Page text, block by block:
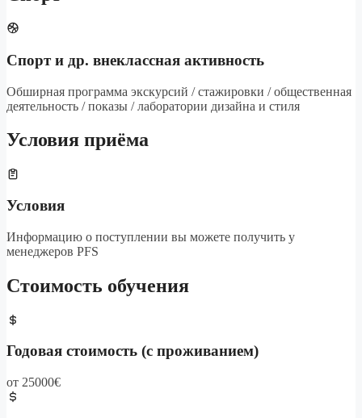
Спорт и др. внеклассная активность
Обширная программа экскурсий / стажировки / общественная
деятельность / показы / лаборатории дизайна и стиля
Условия приёма
Условия
Информацию о поступлении вы можете получить у
менеджеров PFS
Стоимость обучения
Годовая стоимость (с проживанием)
от 25000€